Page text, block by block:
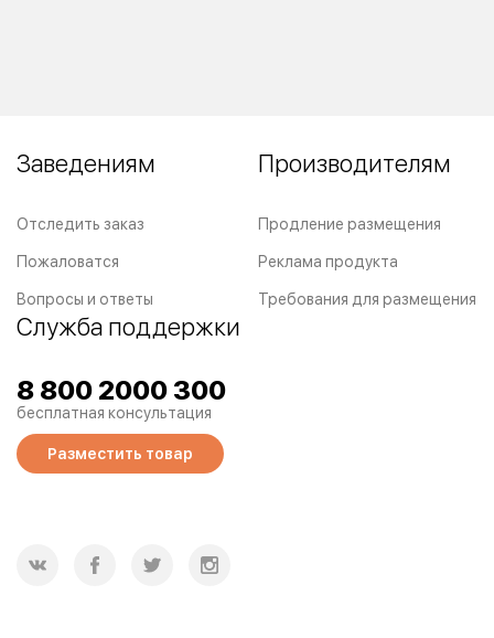
Заведениям
Отследить заказ
Пожаловатся
Вопросы и ответы
Производителям
Продление размещения
Реклама продукта
Требования для размещения
Служба поддержки
8 800 2000 300
бесплатная консультация
Разместить товар